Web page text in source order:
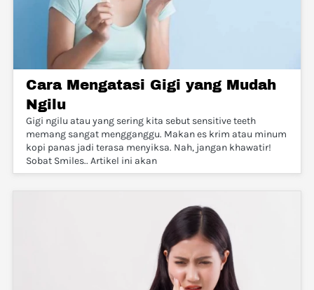
Cara Mengatasi Gigi yang Mudah
Ngilu
Gigi ngilu atau yang sering kita sebut sensitive teeth
memang sangat mengganggu. Makan es krim atau minum
kopi panas jadi terasa menyiksa. Nah, jangan khawatir!
Sobat Smiles.. Artikel ini akan